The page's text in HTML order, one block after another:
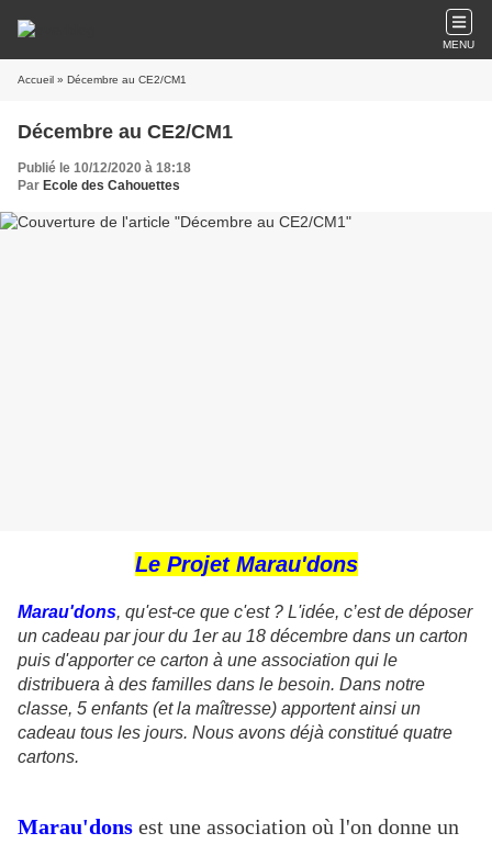
MENU
Accueil » Décembre au CE2/CM1
Décembre au CE2/CM1
Publié le 10/12/2020 à 18:18
Par Ecole des Cahouettes
Le Projet Marau'dons
Marau'dons, qu'est-ce que c'est ? L'idée, c’est de déposer
un cadeau par jour du 1er au 18 décembre dans un carton
puis d'apporter ce carton à une association qui le
distribuera à des familles dans le besoin. Dans notre
classe, 5 enfants (et la maîtresse) apportent ainsi un
cadeau tous les jours. Nous avons déjà constitué quatre
cartons.
Marau'dons est une association où l'on donne un